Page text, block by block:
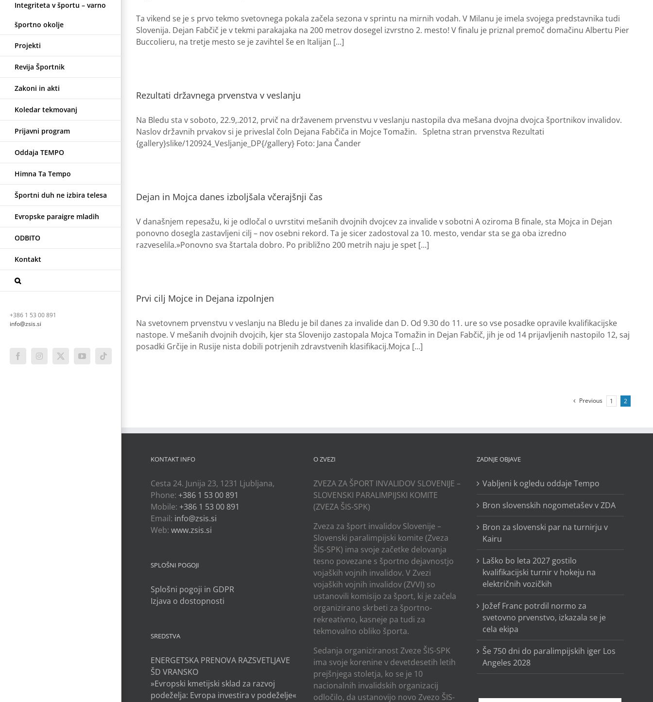
Integriteta v športu – varno
športno okolje
Projekti
Revija Športnik
Zakoni in akti
Koledar tekmovanj
Prijavni program
Oddaja TEMPO
Himna Ta Tempo
Športni duh ne izbira telesa
Evropske paraigre mladih
ODBITO
Kontakt
+386 1 53 00 891
info@zsis.si
FacebookInstagram
X YouTubeTiktok
Ta vikend se je s prvo tekmo svetovnega pokala začela sezona v sprintu na mirnih vodah. V Milanu je imela svojega predstavnika tudi
Slovenija. Dejan Fabčič je v tekmi parakajaka na 200 metrov dosegel izvrstno 2. mesto! V finalu je priznal premoč domačinu Albertu Pier
Buccolieru, na tretje mesto se je zavihtel še en Italijan [...]
Rezultati državnega prvenstva v veslanju
Na Bledu sta v soboto, 22.9,.2012, prvič na državenem prvenstvu v veslanju nastopila dva mešana dvojna dvojca športnikov invalidov.
Naslov državnih prvakov si je priveslal čoln Dejana Fabčiča in Mojce Tomažin. Spletna stran prvenstva Rezultati
{gallery}slike/120924_Vesljanje_DP{/gallery} Foto: Jana Čander
Dejan in Mojca danes izboljšala včerajšnji čas
V današnjem repesažu, ki je odločal o uvrstitvi mešanih dvojnih dvojcev za invalide v sobotni A oziroma B finale, sta Mojca in Dejan
ponovno dosegla zastavljeni cilj – nov osebni rekord. Ta je sicer zadostoval za 10. mesto, vendar sta se ga oba izredno
razveselila.»Ponovno sva štartala dobro. Po približno 200 metrih naju je spet [...]
Prvi cilj Mojce in Dejana izpolnjen
Na svetovnem prvenstvu v veslanju na Bledu je bil danes za invalide dan D. Od 9.30 do 11. ure so vse posadke opravile kvalifikacijske
nastope. V mešanih dvojnih dvojcih, kjer sta Slovenijo zastopala Mojca Tomažin in Dejan Fabčič, jih je od 14 prijavljenih nastopilo 12, saj
posadki Grčije in Rusije nista dobili potrjenih zdravstvenih klasifikacij.Mojca [...]
Previous 1 2
KONTAKT INFO
Cesta 24. Junija 23, 1231 Ljubljana,
Phone: +386 1 53 00 891
Mobile: +386 1 53 00 891
Email: info@zsis.si
Web: www.zsis.si
SPLOŠNI POGOJI
Splošni pogoji in GDPR
Izjava o dostopnosti
SREDSTVA
ENERGETSKA PRENOVA RAZSVETLJAVE
ŠD VRANSKO
»Evropski kmetijski sklad za razvoj
podeželja: Evropa investira v podeželje«
O ZVEZI
ZVEZA ZA ŠPORT INVALIDOV SLOVENIJE –
SLOVENSKI PARALIMPIJSKI KOMITE
(ZVEZA ŠIS-SPK)
Zveza za šport invalidov Slovenije –
Slovenski paralimpijski komite (Zveza
ŠIS-SPK) ima svoje začetke delovanja
tesno povezane s športno dejavnostjo
vojaških vojnih invalidov. V Zvezi
vojaških vojnih invalidov (ZVVI) so
ustanovili komisijo za šport, ki je začela
organizirano skrbeti za športno-
rekreativno, kasneje pa tudi za
tekmovalno obliko športa.
Sedanja organiziranost Zveze ŠIS-SPK
ima svoje korenine v devetdesetih letih
prejšnjega stoletja, ko se je 10
nacionalnih invalidskih organizacij
odločilo, da ustanovijo novo Zvezo ŠIS-
ZADNJE OBJAVE
Vabljeni k ogledu oddaje Tempo
Bron slovenskih nogometašev v ZDA
Bron za slovenski par na turnirju v
Kairu
Laško bo leta 2027 gostilo
kvalifikacijski turnir v hokeju na
električnih vozičkih
Jožef Franc potrdil normo za
svetovno prvenstvo, izkazala se je
cela ekipa
Še 750 dni do paralimpijskih iger Los
Angeles 2028